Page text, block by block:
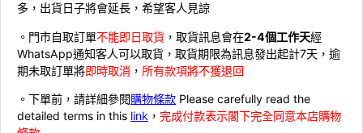
多，出貨日子將會延長，希望客人見諒
。門市自取訂單不能即日取貨 ，取貨訊息會在2-4個工作天經
WhatsApp通知客人可以取貨，取貨期限為訊息發出起計7天，逾
期未取訂單將即時取消 ， 所有款項將不獲退回
。下單前，請詳細參閱購物條款 Please carefully read the
detailed terms in this link ， 完成付款表示閣下完全同意本店購物